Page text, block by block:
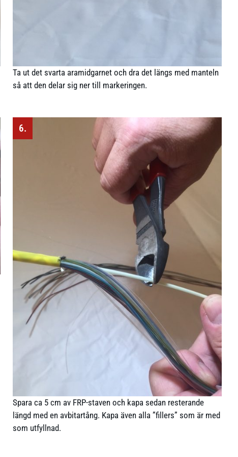
Ta ut det svarta aramidgarnet och dra det längs med manteln
så att den delar sig ner till markeringen.
6.
Spara ca 5 cm av FRP-staven och kapa sedan resterande
längd med en avbitartång. Kapa även alla ”fillers” som är med
som utfyllnad.